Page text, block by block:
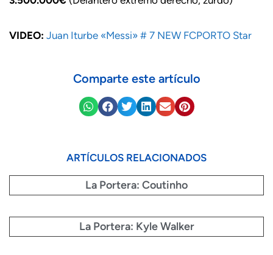
VIDEO: Juan Iturbe «Messi» # 7 NEW FCPORTO Star
Comparte este artículo
ARTÍCULOS RELACIONADOS
La Portera: Coutinho
La Portera: Kyle Walker